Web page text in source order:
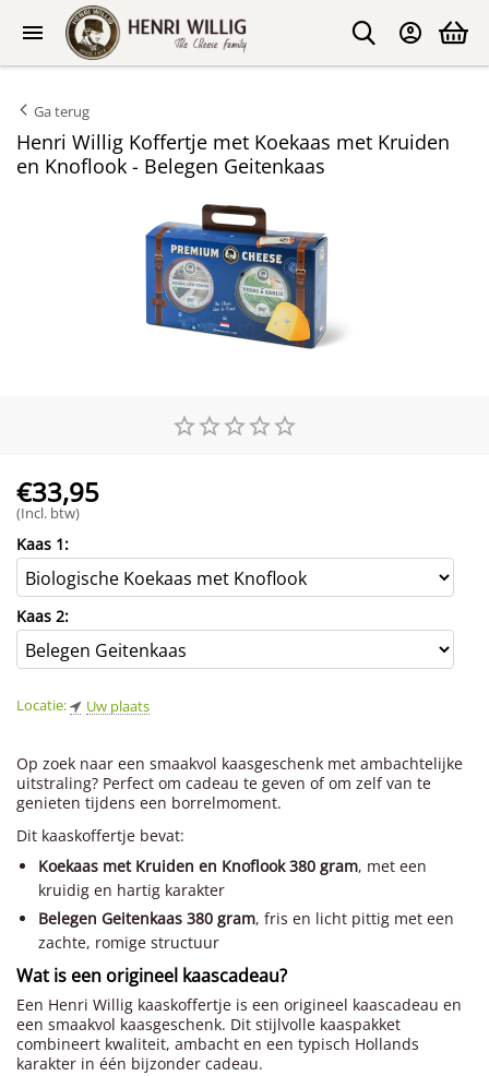
Ga terug
Henri Willig Koffertje met Koekaas met Kruiden
en Knoflook - Belegen Geitenkaas
€33,95
(Incl. btw)
Kaas 1:
Kaas 2:
Locatie: Uw plaats
Op zoek naar een smaakvol kaasgeschenk met ambachtelijke
uitstraling? Perfect om cadeau te geven of om zelf van te
genieten tijdens een borrelmoment.
Dit kaaskoffertje bevat:
Koekaas met Kruiden en Knoflook 380 gram, met een
kruidig en hartig karakter
Belegen Geitenkaas 380 gram, fris en licht pittig met een
zachte, romige structuur
Wat is een origineel kaascadeau?
Een Henri Willig kaaskoffertje is een origineel kaascadeau en
een smaakvol kaasgeschenk. Dit stijlvolle kaaspakket
combineert kwaliteit, ambacht en een typisch Hollands
karakter in één bijzonder cadeau.